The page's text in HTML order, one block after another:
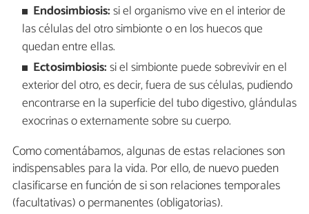
Endosimbiosis:si el organismo vive en el interior de
las células del otro simbionte o en los huecos que
quedan entre ellas.
Ectosimbiosis:si el simbionte puede sobrevivir en el
exterior del otro, es decir, fuera de sus células, pudiendo
encontrarse en la superficie del tubo digestivo, glándulas
exocrinas o externamente sobre su cuerpo.
Como comentábamos, algunas de estas relaciones son
indispensables para la vida. Por ello, de nuevo pueden
clasificarse en función de si son relaciones temporales
(facultativas) o permanentes (obligatorias).